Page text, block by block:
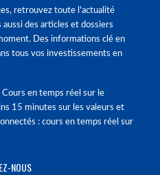
retrouvez toute l'actualité
aussi des articles et dossiers
Des informations clé en
tous vos investissements en
Cours en temps réel sur le
15 minutes sur les valeurs et
: cours en temps réel sur
NOUS